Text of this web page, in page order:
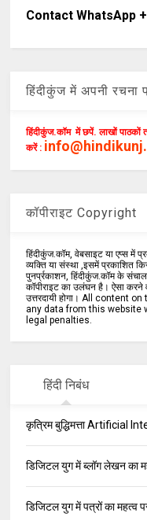
Contact WhatsApp
हिंदीकुंज में अपनी रचना
हिंदीकुंज.कॉम में छपें. लाखों पाठकों
करें :
कॉपीराइट Copyright
हिंदीकुंज.कॉम, वेबसाइट या एप्स में
व्यक्ति या संस्था ,इसमें प्रकाशित
पुनर्प्रकाशन, हिंदीकुंज.कॉम के
कॉपीराइट का उलंघन है। ऐसा करने
उत्तरदायी होगा। All content
any data from this website
legal penalties.
हिंदी निबंध
कृत्रिम बुद्धिमत्ता Artificial
डिजिटल युग में ब्लॉग लेखन का
डिजिटल युग में पत्रों का महत्व